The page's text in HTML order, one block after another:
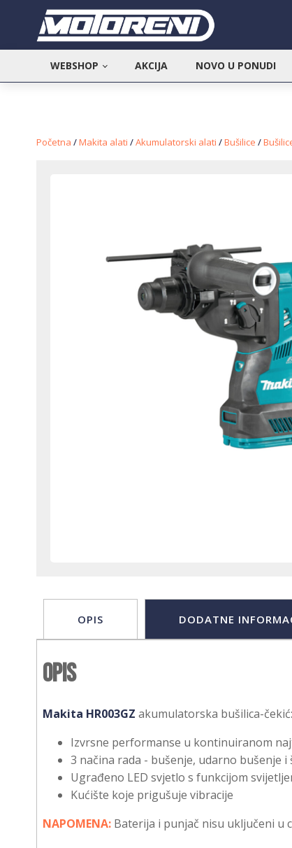
WEBSHOP AKCIJA NOVO U PONUDI
Početna /Makita alati /Akumulatorski alati /Bušilice /
OPIS DODATNE
Opis
Makita HR003GZ akumulatorska bušilica-čekić:
Izvrsne performanse u kontinuiranom
3 načina rada - bušenje, udarno bušenje i
Ugrađeno LED svjetlo s funkcijom
Kućište koje prigušuje vibracije
NAPOMENA: Baterija i punjač nisu uključeni u